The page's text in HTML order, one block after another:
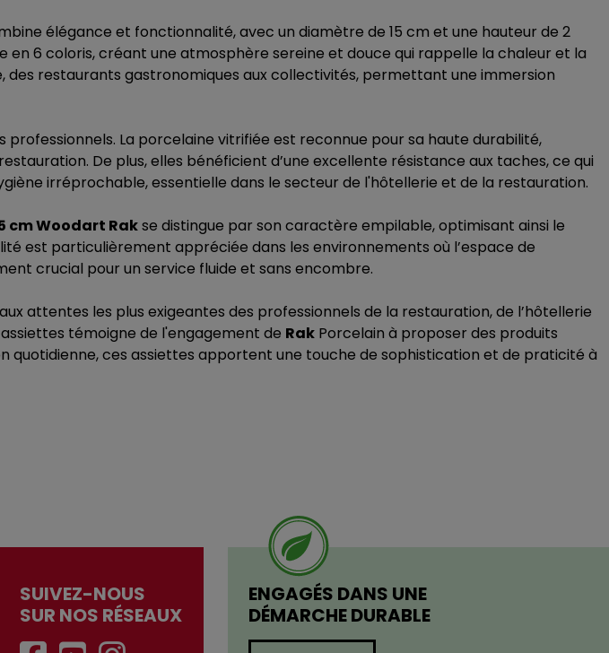
élégance et fonctionnalité, avec un diamètre de 15 cm et une hauteur de 2
en 6 coloris, créant une atmosphère sereine et douce qui rappelle la chaleur et la
restaurants gastronomiques aux collectivités, permettant une immersion
La porcelaine vitrifiée est reconnue pour sa haute durabilité,
De plus, elles bénéficient d’une excellente résistance aux taches, ce qui
irréprochable, essentielle dans le secteur de l'hôtellerie et de la restauration.
cm Woodart Rakse distingue par son caractère empilable, optimisant ainsi le
est particulièrement appréciée dans les environnements où l’espace de
crucial pour un service fluide et sans encombre.
les plus exigeantes des professionnels de la restauration, de l’hôtellerie
témoigne de l'engagement de Rak Porcelain à proposer des produits
quotidienne, ces assiettes apportent une touche de sophistication et de praticité à
ENGAGÉS DANS UNE
DÉMARCHE DURABLE
SUIVEZ-NOUS
SUR NOS RÉSEAUX